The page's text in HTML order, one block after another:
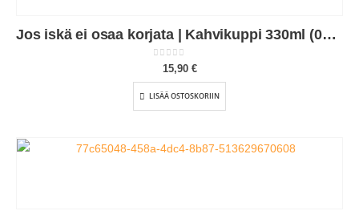
Jos iskä ei osaa korjata | Kahvikuppi 330ml (0253)
out of 5
15,90 €
LISÄÄ OSTOSKORIIN